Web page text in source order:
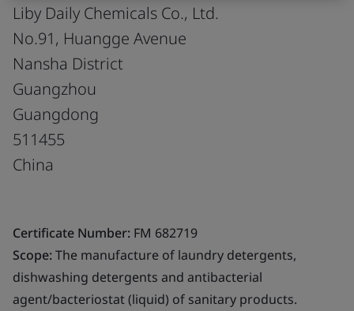
Liby Daily Chemicals Co., Ltd.
No.91, Huangge Avenue
Nansha District
Guangzhou
Guangdong
511455
China
Certificate Number: FM 682719
Scope:The manufacture of laundry detergents,
dishwashing detergents and antibacterial
agent/bacteriostat (liquid) of sanitary products.